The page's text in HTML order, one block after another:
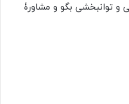
توانبخشی بگو و مشاورۀ